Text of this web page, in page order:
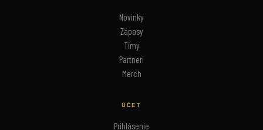
Novinky
Zápasy
Tímy
Partneri
Merch
ÚČET
Prihlásenie